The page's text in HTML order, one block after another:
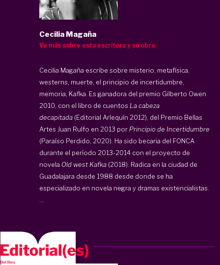
Cecilia Magaña
Ve más sobre esta escritora y su obra
Cecilia Magaña escribe sobre misterio, metafísica,
westerns, muerte, el principio de incertidumbre,
memoria, Kafka. Es ganadora del premio Gilberto Owen
2010, con el libro de cuentos La cabeza
decapitada (Editorial Arlequín 2012), del Premio Bellas
Artes Juan Rulfo en 2013 por Principio de Incertidumbre
(Paraíso Perdido, 2020). Ha sido becaria del FONCA
durante el período 2013-2014 con el proyecto de
novela Old west Kafka (2018). Radica en la ciudad de
Guadalajara desde 1988 desde donde se ha
especializado en novela negra y dramas existencialistas.